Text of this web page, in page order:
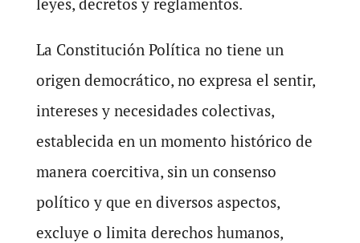
La Constitución Política no tiene un
origen democrático, no expresa el sentir,
intereses y necesidades colectivas,
establecida en un momento histórico de
manera coercitiva, sin un consenso
político y que en diversos aspectos,
excluye o limita derechos humanos,